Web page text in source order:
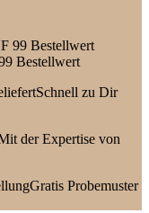
Bestellwert
Schnell zu Dir
der Expertise von
Gratis Probemuster